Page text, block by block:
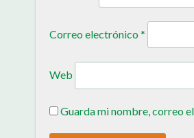
Correo electrónico*
Web
Guarda mi nombre, correo